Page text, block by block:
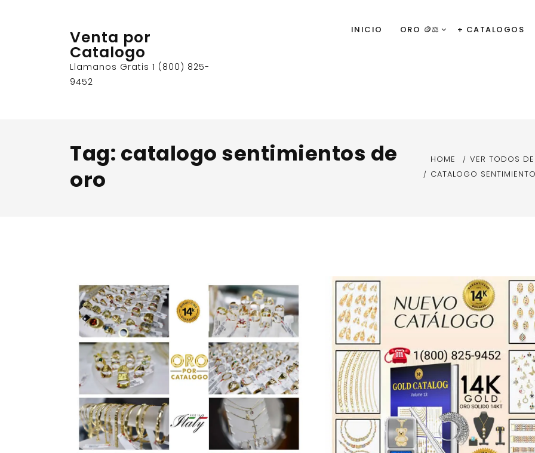
Venta por
Catalogo
Llamanos Gratis 1 (800) 825-
9452
INICIO ORO 🪙⚖️ + CATALOGOS
Tag: catalogo sentimientos de
oro
HOME
VER TODOS
CATALOGO